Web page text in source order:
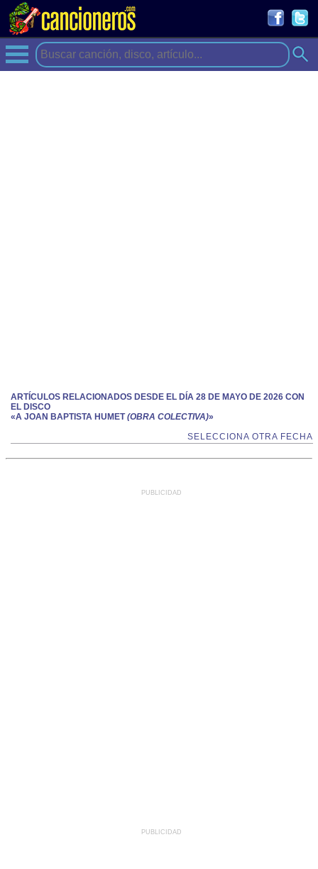
ARTÍCULOS RELACIONADOS DESDE EL DÍA 28 DE MAYO DE 2026 CON
EL DISCO
«A JOAN BAPTISTA HUMET(OBRA COLECTIVA)»
SELECCIONA OTRA FECHA
PUBLICIDAD
PUBLICIDAD